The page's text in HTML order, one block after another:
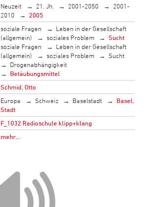
Neuzeit 21. Jh. 2001-2050
2001-
2010
2005
soziale Fragen
Leben in der Gesellschaft
(allgemein)
soziales Problem
Sucht
soziale Fragen
Leben in der Gesellschaft
(allgemein)
soziales Problem
Sucht
Drogenabhängigkeit
Betäubungsmittel
Schmid, Otto
Europa Schweiz Baselstadt
Basel,
Stadt
F_1032 Radioschule klipp+klang
mehr…